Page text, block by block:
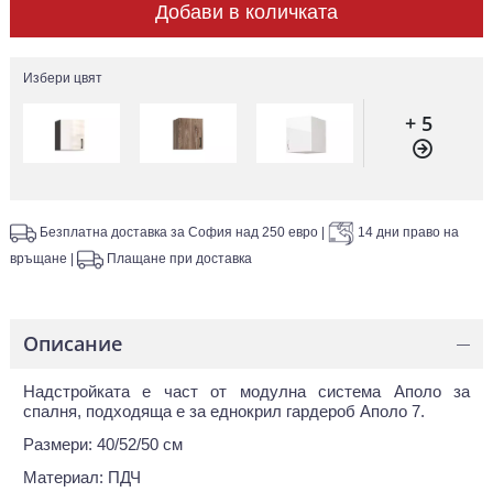
Добави в количката
Избери цвят
+ 5
Безплатна доставка за София над 250 евро
14 дни право на
връщане
Плащане при доставка
Описание —
Надстройката е част от модулна система Аполо за
спалня, подходяща е за еднокрил гардероб Аполо 7.
Размери: 40/52/50 см
Материал: ПДЧ